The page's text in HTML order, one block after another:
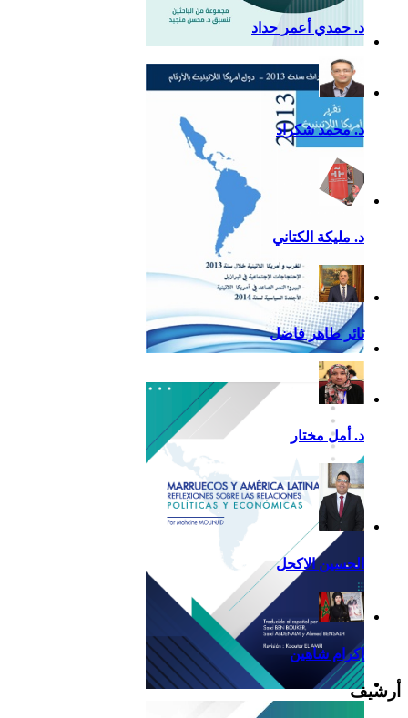
التقرير السياسي لأمريكا
اللاتينية للعام 2020
تقرير أمريكا اللاتينية لسنة
2013
Reflexiones
د. حمدي أعمر حداد
د. محمد شكراد
د. مليكة الكتاني
ثائر طاهر فاضل
د. أمل مختار
الحسين الاكحل
إكرام شاهين
أرشيف